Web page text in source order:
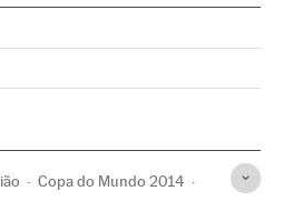
Instagram
en Twitter
Brasil en Facebook
Copa do Mundo 2014